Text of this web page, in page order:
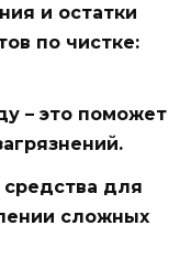
и остатки
по чистке:
– это поможет
для
сложных